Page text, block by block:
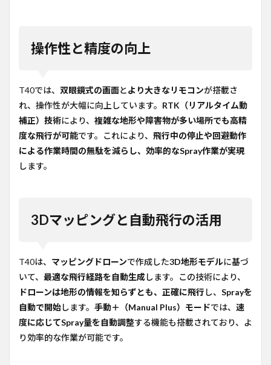
操作性と精度の向上
T40では、 双眼鏡式の画面とより大きなリモコンが搭載さ
れ、操作性が大幅に向上しています。 RTK（リアルタイム動
補正）技術により、 複雑な地形や障害物が多い場所でも高精
度な飛行が可能です。これにより、 飛行中の停止や回避動作
による作業時間の無駄を減らし、効率的なSpray作業が実現
します。
3Dマッピングと自動飛行の活用
T40は、 マッピングドローンで作成した3D地形モデルに基づ
いて、 最適な飛行経路を自動生成します。この技術により、
ドローンは地形の情報を知らずとも、正確に飛行 し、 Sprayを
自動で開始します。 手動＋（Manual Plus）モードでは、 速
度に応じてSpray量を自動調整する機能も搭載されており、よ
り効率的な作業が可能です。